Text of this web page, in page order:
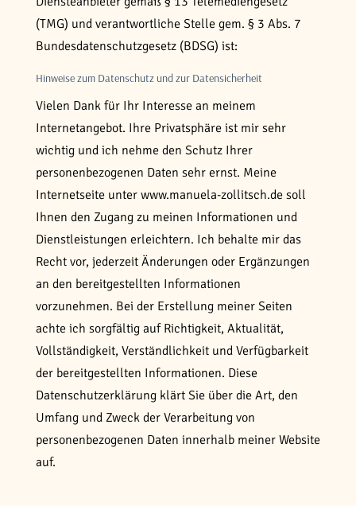
(TMG) und verantwortliche Stelle gem. § 3 Abs. 7
Bundesdatenschutzgesetz (BDSG) ist:
Hinweise zum Datenschutz und zur Datensicherheit
Vielen Dank für Ihr Interesse an meinem
Internetangebot. Ihre Privatsphäre ist mir sehr
wichtig und ich nehme den Schutz Ihrer
personenbezogenen Daten sehr ernst. Meine
Internetseite unter www.manuela-zollitsch.de soll
Ihnen den Zugang zu meinen Informationen und
Dienstleistungen erleichtern. Ich behalte mir das
Recht vor, jederzeit Änderungen oder Ergänzungen
an den bereitgestellten Informationen
vorzunehmen. Bei der Erstellung meiner Seiten
achte ich sorgfältig auf Richtigkeit, Aktualität,
Vollständigkeit, Verständlichkeit und Verfügbarkeit
der bereitgestellten Informationen. Diese
Datenschutzerklärung klärt Sie über die Art, den
Umfang und Zweck der Verarbeitung von
personenbezogenen Daten innerhalb meiner Website
auf.